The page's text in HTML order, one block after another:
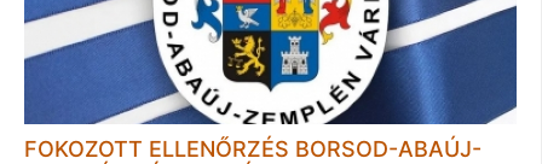
FOKOZOTT ELLENŐRZÉS BORSOD-ABAÚJ-